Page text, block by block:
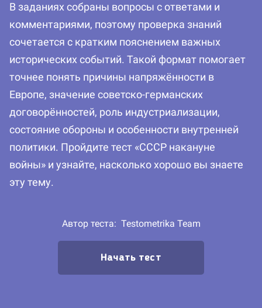
В заданиях собраны вопросы с ответами и
комментариями, поэтому проверка знаний
сочетается с кратким пояснением важных
исторических событий. Такой формат помогает
точнее понять причины напряжённости в
Европе, значение советско-германских
договорённостей, роль индустриализации,
состояние обороны и особенности внутренней
политики. Пройдите тест «СССР накануне
войны» и узнайте, насколько хорошо вы знаете
эту тему.
Автор теста: Testometrika Team
Начать тест